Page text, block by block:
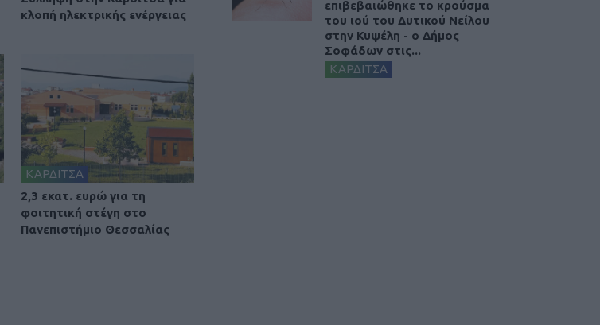
κλοπή ηλεκτρικής ενέργειας
ΚΑΡΔΙΤΣΑ
2,3 εκατ. ευρώ για τη
φοιτητική στέγη στο
Πανεπιστήμιο Θεσσαλίας
επιβεβαιώθηκε το κρούσμα
του ιού του Δυτικού Νείλου
στην Κυψέλη - ο Δήμος
Σοφάδων στις...
ΚΑΡΔΙΤΣΑ